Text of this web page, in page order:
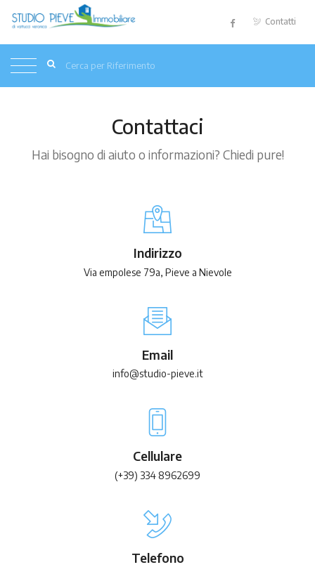
Contatti
Contattaci
Hai bisogno di aiuto o informazioni? Chiedi pure!
Indirizzo
Via empolese 79a, Pieve a Nievole
Email
info@studio-pieve.it
Cellulare
(+39) 334 8962699
Telefono